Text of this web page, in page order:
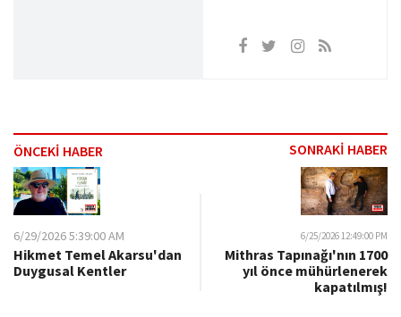
ÖNCEKİ HABER SONRAKİ HABER
6/29/2026 5:39:00 AM
Hikmet Temel Akarsu'dan
Duygusal Kentler
6/25/2026 12:49:00 PM
Mithras Tapınağı'nın 1700
yıl önce mühürlenerek
kapatılmış!